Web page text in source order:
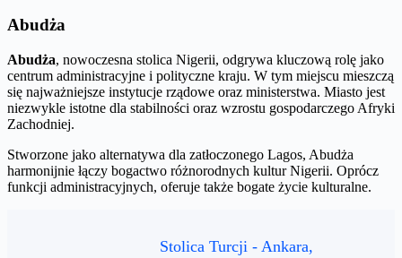
Abudża
Abudża, nowoczesna stolica Nigerii, odgrywa kluczową rolę jako
centrum administracyjne i polityczne kraju. W tym miejscu mieszczą
się najważniejsze instytucje rządowe oraz ministerstwa. Miasto jest
niezwykle istotne dla stabilności oraz wzrostu gospodarczego Afryki
Zachodniej.
Stworzone jako alternatywa dla zatłoczonego Lagos, Abudża
harmonijnie łączy bogactwo różnorodnych kultur Nigerii. Oprócz
funkcji administracyjnych, oferuje także bogate życie kulturalne.
Stolica Turcji - Ankara,